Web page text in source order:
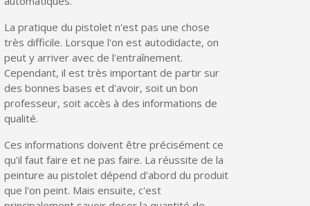
La pratique du pistolet n'est pas une chose
très difficile. Lorsque l'on est autodidacte, on
peut y arriver avec de l'entraînement.
Cependant, il est très important de partir sur
des bonnes bases et d'avoir, soit un bon
professeur, soit accès à des informations de
qualité.
Ces informations doivent être précisément ce
qu'il faut faire et ne pas faire. La réussite de la
peinture au pistolet dépend d'abord du produit
que l'on peint. Mais ensuite, c'est